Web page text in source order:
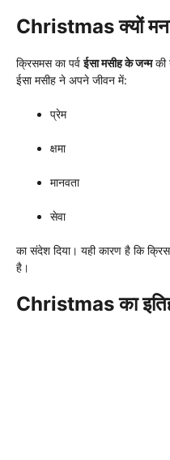
Christmas क्यों
क्रिसमस का पर्वईसा मसीह के जन्मकी
ईसा मसीह ने अपने जीवन में:
प्रेम
क्षमा
मानवता
सेवा
का संदेश दिया। यही कारण है कि
है।
Christmas का